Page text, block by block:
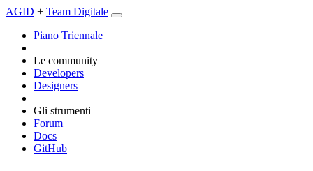
AGID + Team Digitale
Piano Triennale
Le community
Developers
Designers
Gli strumenti
Forum
Docs
GitHub